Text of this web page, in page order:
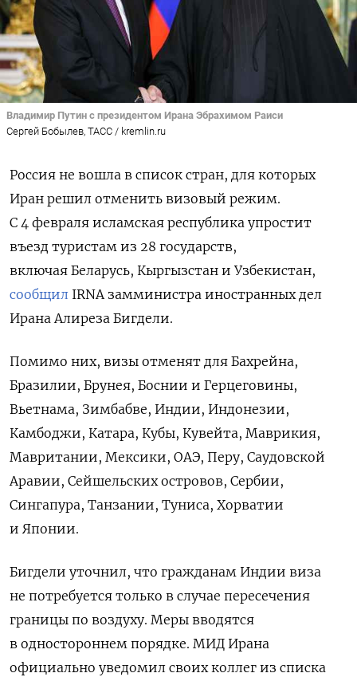
Владимир Путин с президентом Ирана Эбрахимом Раиси
Сергей Бобылев, ТАСС / kremlin.ru
Россия не вошла в список стран, для которых
Иран решил отменить визовый режим.
С 4 февраля исламская республика упростит
въезд туристам из 28 государств,
включая Беларусь, Кыргызстан и Узбекистан,
сообщил IRNA замминистра иностранных дел
Ирана Алиреза Бигдели.
Помимо них, визы отменят для Бахрейна,
Бразилии, Брунея, Боснии и Герцеговины,
Вьетнама, Зимбабве, Индии, Индонезии,
Камбоджи, Катара, Кубы, Кувейта, Маврикия,
Мавритании, Мексики, ОАЭ, Перу, Саудовской
Аравии, Сейшельских островов, Сербии,
Сингапура, Танзании, Туниса, Хорватии
и Японии.
Бигдели уточнил, что гражданам Индии виза
не потребуется только в случае пересечения
границы по воздуху. Меры вводятся
в одностороннем порядке. МИД Ирана
официально уведомил своих коллег из списка